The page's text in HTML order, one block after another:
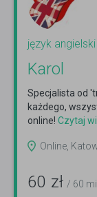
język angielski
Karol
Specjalista od
każdego,
online! Czytaj
Online,
60 zł / 60